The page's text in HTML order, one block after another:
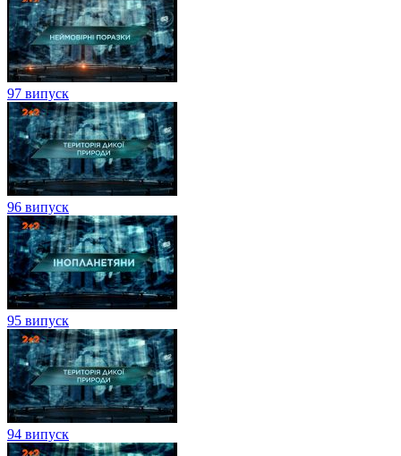
97 випуск
96 випуск
95 випуск
94 випуск